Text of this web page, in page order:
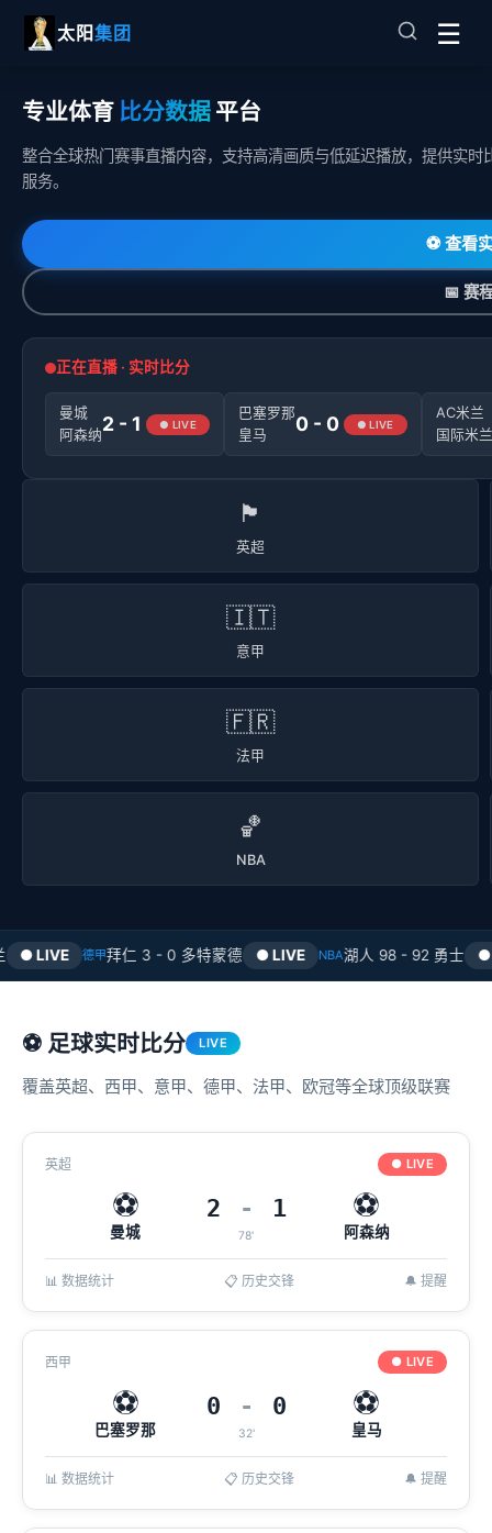
太阳集团 ☰
专业体育 比分数据 平台
整合全球热门赛事直播内容，支持高清画质与低延迟播放，提供实时
服务。
⚽ 查看
📅 赛
正在直播 · 实时比分
曼城
阿森纳2 - 1 ● LIVE
巴塞罗那
皇马
0 - 0 ● LIVE
AC米兰
国际米兰
🏴󠁧󠁢󠁥󠁮󠁧󠁿
英超
🇮🇹
意甲
🇫🇷
法甲
🏀
NBA
德甲拜仁 3 - 0 多特蒙德 ● LIVE NBA湖人 98 - 92 勇士 ● LIVE
⚽ 足球实时比分 LIVE
覆盖英超、西甲、意甲、德甲、法甲、欧冠等全球顶级联赛
英超 ● LIVE
⚽
曼城
2 - 1
78'
⚽
阿森纳
📊 数据统计 📋 历史交锋 🔔 提醒
西甲 ● LIVE
⚽
巴塞罗那
0 - 0
32'
⚽
皇马
📊 数据统计 📋 历史交锋 🔔 提醒